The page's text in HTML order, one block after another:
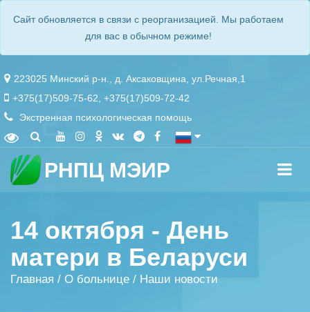
Сайт обновляется в связи с реорганизацией. Мы работаем
для вас в обычном режиме!
223025 Минский р-н., д. Аксаковщина, ул.Речная,1
+375(17)509-75-62 +375(17)509-72-42
Экстренная психологическая помощь
РНПЦ МЭИР
14 октября - День
матери в Беларуси
Главная / О больнице / Наши новости